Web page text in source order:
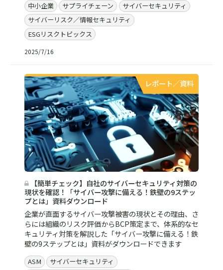
中小企業 サプライチェーン
サイバーセキュリティ
サイバーリスク／情報セキュリティ
ESGリスクトピックス
2025/7/16
レポート／資料
【簡単チェック】自社のサイバーセキュリティ対策の
現状を確認！「サイバー攻撃に備える！鉄壁の9ステッ
プとは」資料ダウンロード
企業が直面するサイバー攻撃被害の現状とその理由、さ
らには組織のリスク評価からBCP策定まで、体系的なセ
キュリティ対策を解説した「サイバー攻撃に備える！鉄
壁の9ステップとは」資料がダウンロードできます
ASM
サイバーセキュリティ